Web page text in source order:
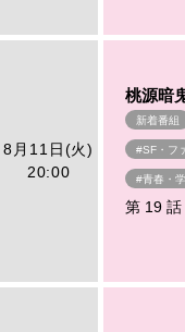
8月11日(火)
20:00
桃源暗
新着番組
#SF・フ
#青春・
第 19 話